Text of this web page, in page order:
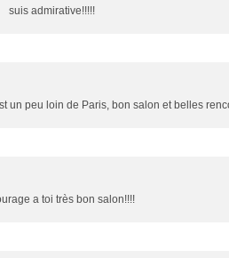
suis admirative!!!!!
un peu loin de Paris, bon salon et belles
a toi très bon salon!!!!